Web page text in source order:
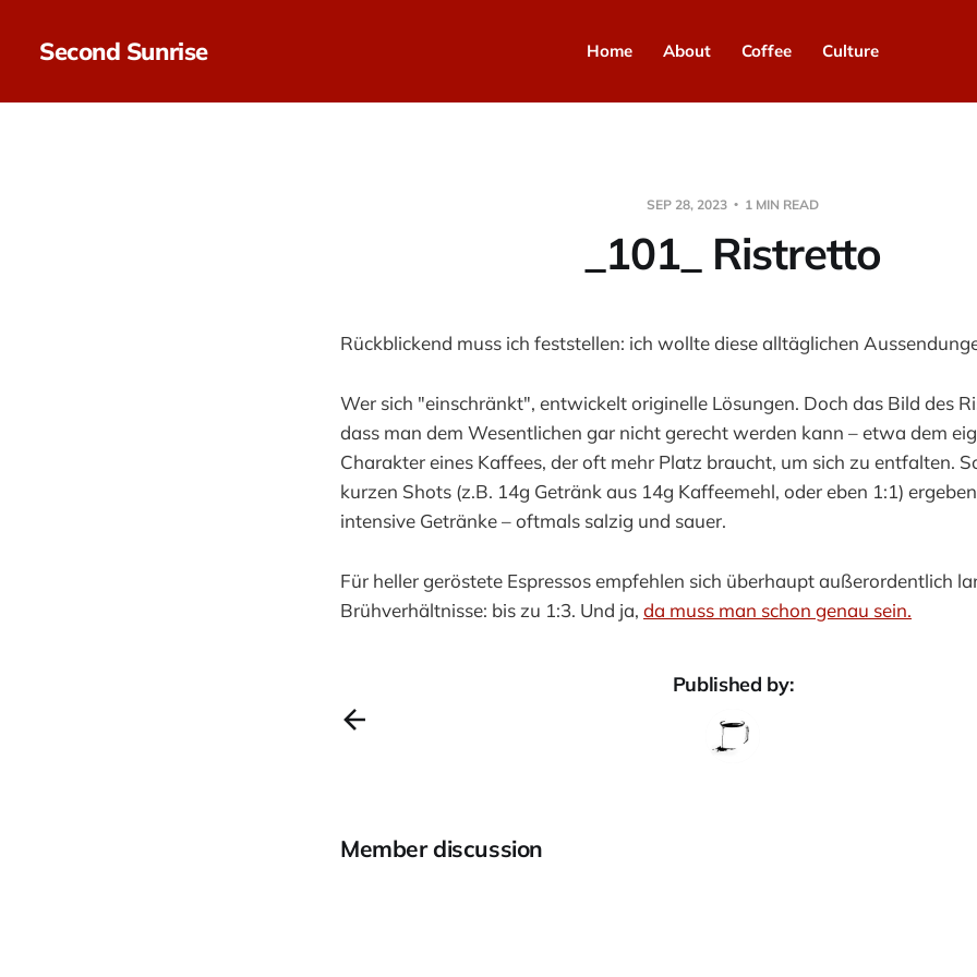
Second Sunrise Home About Coffee Culture
SEP 28, 2023 1 MIN READ
_101_ Ristretto
Rückblickend muss ich feststellen: ich wollte diese alltäglichen
Wer sich "einschränkt", entwickelt originelle Lösungen. Doch das Bild des
dass man dem Wesentlichen gar nicht gerecht werden kann – etwa dem
Charakter eines Kaffees, der oft mehr Platz braucht, um sich zu entfalten.
kurzen Shots (z.B. 14g Getränk aus 14g Kaffeemehl, oder eben 1:1)
intensive Getränke – oftmals salzig und sauer.
Für heller geröstete Espressos empfehlen sich überhaupt außerordentlich
Brühverhältnisse: bis zu 1:3. Und ja, da muss man schon genau sein.
Published by:
Member discussion